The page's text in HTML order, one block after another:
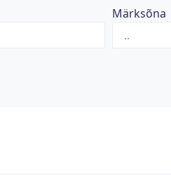
Märksõna